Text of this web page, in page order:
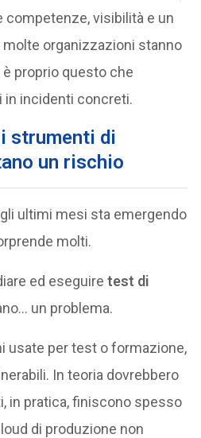
competenze, visibilità e un
organizzazioni stanno
proprio questo che
incidenti concreti.
strumenti di
un rischio
ultimi mesi sta emergendo
molti.
ed eseguiretest di
un problema.
usate per test o formazione,
In teoria dovrebbero
in pratica, finiscono spesso
di produzione non